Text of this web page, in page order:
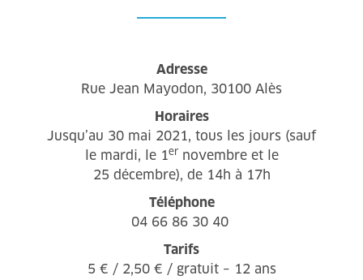
Adresse
Rue Jean Mayodon, 30100 Alès
Horaires
Jusqu’au 30 mai 2021, tous les jours (sauf
le mardi, le 1ernovembre et le
25 décembre), de 14h à 17h
Téléphone
04 66 86 30 40
Tarifs
5 € / 2,50 € / gratuit – 12 ans